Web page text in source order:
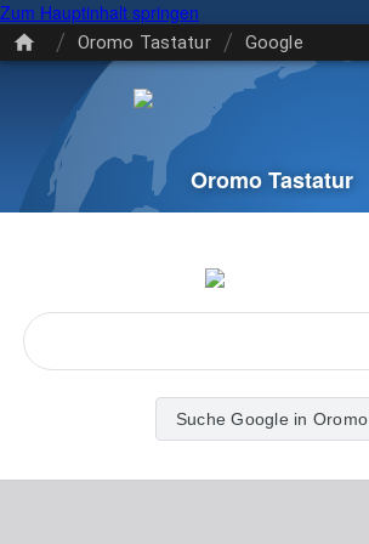
Zum Hauptinhalt springen
/ Oromo Tastatur / Google
Oromo Tastatur
Suche Google in Oromo